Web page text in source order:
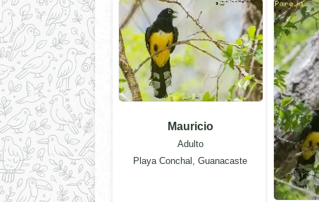
Mauricio
Adulto
Playa Conchal, Guanacaste